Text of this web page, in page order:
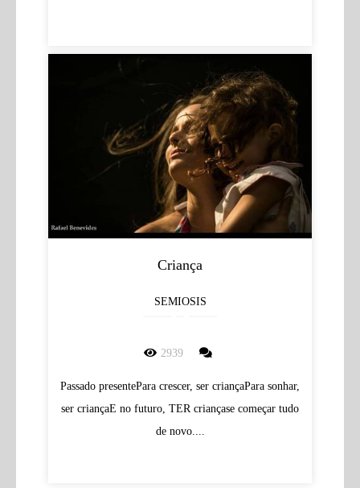
Criança
SEMIOSIS
2939
Passado presentePara crescer, ser criançaPara sonhar,
ser criançaE no futuro, TER criançase começar tudo
de novo....